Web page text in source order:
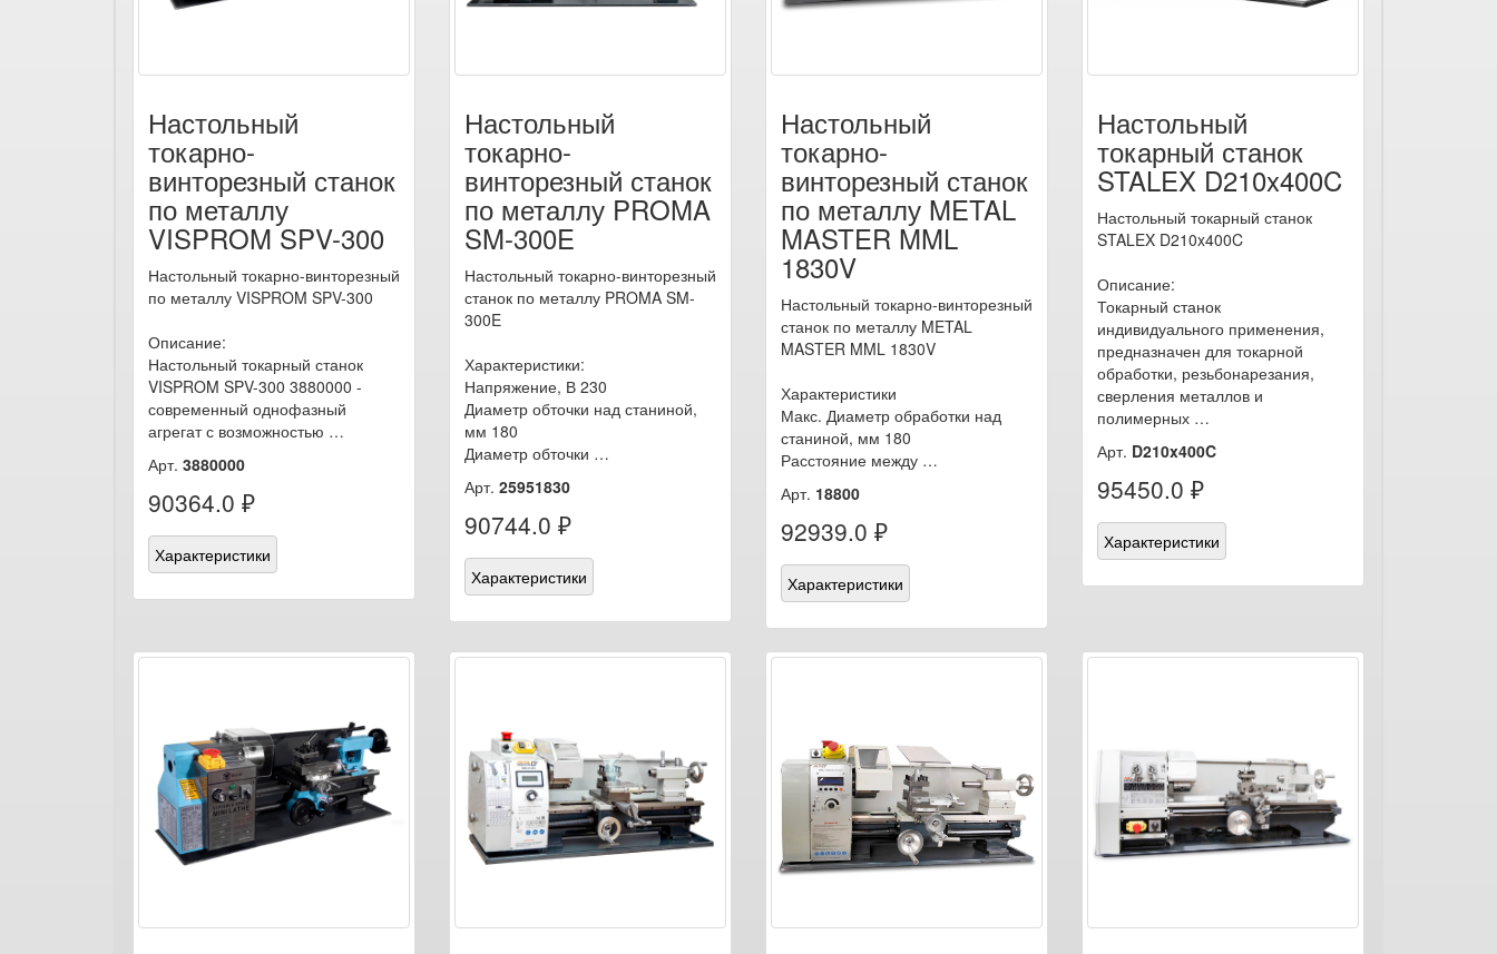
Настольный
токарно-
винторезный станок
по металлу
VISPROM SPV-300
Настольный токарно-винторезный
по металлу VISPROM SPV-300
Описание:
Настольный токарный станок
VISPROM SPV-300 3880000 -
современный однофазный
агрегат с возможностью …
Арт. 3880000
90364.0 ₽
Характеристики
Настольный
токарно-
винторезный станок
по металлу PROMA
SM-300E
Настольный токарно-винторезный
станок по металлу PROMA SM-
300E
Характеристики:
Напряжение, В 230
Диаметр обточки над станиной,
мм 180
Диаметр обточки …
Арт. 25951830
90744.0 ₽
Характеристики
Настольный
токарно-
винторезный станок
по металлу METAL
MASTER MML
1830V
Настольный токарно-винторезный
станок по металлу METAL
MASTER MML 1830V
Характеристики
Макс. Диаметр обработки над
станиной, мм 180
Расстояние между …
Арт. 18800
92939.0 ₽
Характеристики
Настольный
токарный станок
STALEX D210x400C
Настольный токарный станок
STALEX D210x400C
Описание:
Токарный станок
индивидуального применения,
предназначен для токарной
обработки, резьбонарезания,
сверления металлов и
полимерных …
Арт. D210x400C
95450.0 ₽
Характеристики